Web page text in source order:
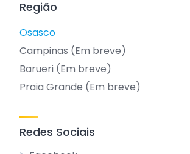
Região
Osasco
Campinas (Em breve)
Barueri (Em breve)
Praia Grande (Em breve)
Redes Sociais